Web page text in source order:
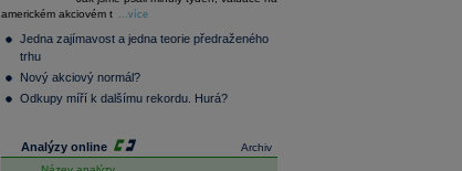
Composite
36 376,54 0,66
Tecdax
Performance
index
4 068,78
americkém akciovém t
...více
Jedna zajímavost a jedna teorie předraženého
trhu
Nový akciový normál?
Odkupy míří k dalšímu rekordu. Hurá?
Archiv
Analýzy online